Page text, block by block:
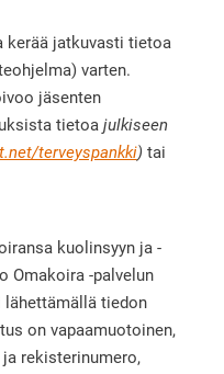
kerää jatkuvasti tietoa
varten.
jäsenten
tietoa julkiseen
terveyspankki) tai
kuolinsyyn ja -
Omakoira -palvelun
lähettämällä tiedon
on vapaamuotoinen,
rekisterinumero,